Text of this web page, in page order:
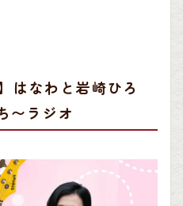
はなわと岩崎ひろ
〜ラジオ